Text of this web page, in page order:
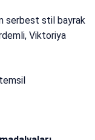
serbest stil bayrak
Viktoriya